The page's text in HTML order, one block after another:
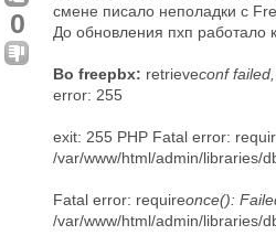
0
смене писало неполадки с
До обновления пхп работало
Во freepbx: retrieveconf
error: 255
exit: 255 PHP Fatal error:
/var/www/html/admin/libraries/
Fatal error: requireonce():
/var/www/html/admin/libraries/